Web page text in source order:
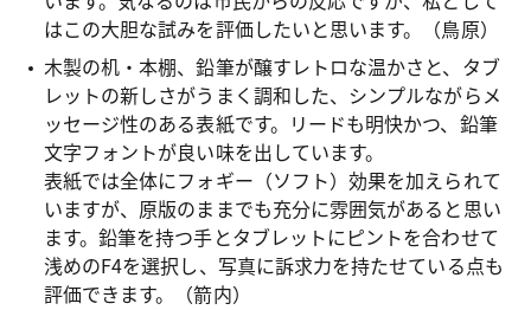
はこの大胆な試みを評価したいと思います。（鳥原）
木製の机・本棚、鉛筆が醸すレトロな温かさと、タブ
レットの新しさがうまく調和した、シンプルながらメ
ッセージ性のある表紙です。リードも明快かつ、鉛筆
文字フォントが良い味を出しています。
表紙では全体にフォギー（ソフト）効果を加えられて
いますが、原版のままでも充分に雰囲気があると思い
ます。鉛筆を持つ手とタブレットにピントを合わせて
浅めのF4を選択し、写真に訴求力を持たせている点も
評価できます。（箭内）